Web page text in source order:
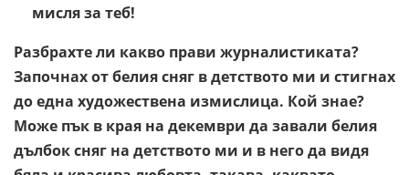
мисля за теб!
Разбрахте ли какво прави журналистиката?
Започнах от белия сняг в детството ми и стигнах
до една художествена измислица. Кой знае?
Може пък в края на декември да завали белия
дълбок сняг на детството ми и в него да видя